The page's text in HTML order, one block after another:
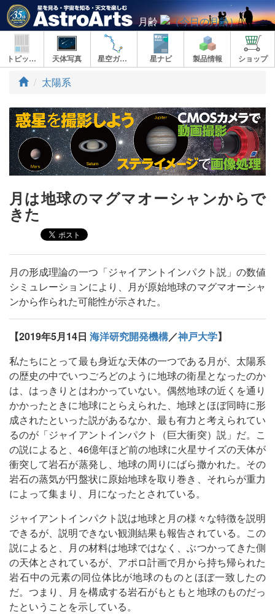
月齢
トピックス 天体写真 星空ガイド 星ナビ 製品情報 ショップ
ト
プ
太陽系
月は地球のマグマオーシャンからで
きた
月の形成理論の一つ「ジャイアントインパクト説」の数値
シミュレーションにより、月が原始地球のマグマオーシャ
ンから作られた可能性が示された。
【2019年5月14日 海洋研究開発機構／神戸大学】
私たちにとって最も身近な天体の一つである月が、太陽系
の歴史の中でいつごろどのように地球の衛星となったのか
は、はっきりとはわかっていない。偶然地球の近くを通り
かかったときに地球にとらえられた、地球とほぼ同時に形
成されたといった説があるなか、最も有力と考えられてい
るのが「ジャイアントインパクト（巨大衝突）説」だ。こ
の説によると、46億年ほど前の地球に火星サイズの天体が
衝突して岩石が蒸発し、地球の周りにばら撒かれた。その
岩石の蒸気が円盤状に原始地球を取り巻き、それらが重力
によって集まり、月になったとされている。
ジャイアントインパクト説は地球と月の様々な特徴を説明
できるが、説明できない観測結果も報告されている。この
説によると、月の材料は地球ではなく、ぶつかってきた側
の天体とされているが、アポロ計画で月から持ち帰られた
岩石中の元素の同位体比が地球のものとほぼ一致したの
だ。つまり、月を構成する岩石がもともと地球のものだっ
たということを示している。